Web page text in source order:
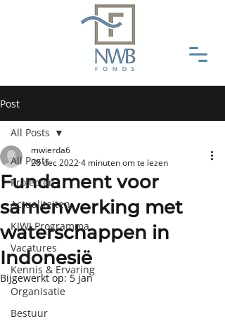
Post
All Posts
Projecten
Actualiteiten
KIWI Programma
Vacatures
Kennis & Ervaring
Organisatie
Bestuur
All Posts
Fundament voor
samenwerking met
waterschappen in
Indonesië
mwierda6
28 dec 20224 minuten om te lezen
Bijgewerkt op:5 jan